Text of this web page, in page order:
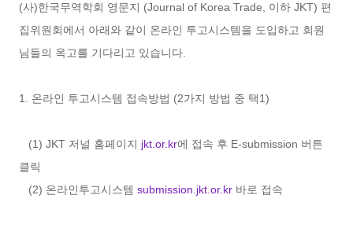
(사)한국무역학회 영문지 (Journal of Korea Trade, 이하 JKT) 편
집위원회에서 아래와 같이 온라인 투고시스템을 도입하고 회원
님들의 옥고를 기다리고 있습니다.
1. 온라인 투고시스템 접속방법 (2가지 방법 중 택1)
(1) JKT 저널 홈페이지 jkt.or.kr에 접속 후 E-submission 버튼
클릭
(2) 온라인투고시스템 submission.jkt.or.kr 바로 접속